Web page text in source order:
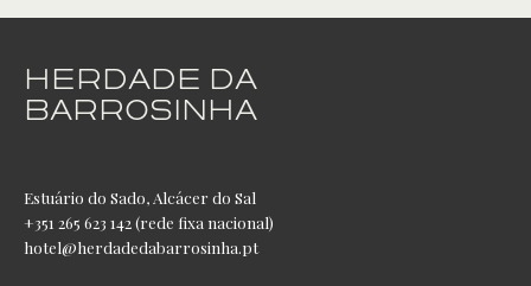
HERDADE DA
BARROSINHA
Estuário do Sado, Alcácer do Sal
+351 265 623 142 (rede fixa nacional)
hotel@herdadedabarrosinha.pt